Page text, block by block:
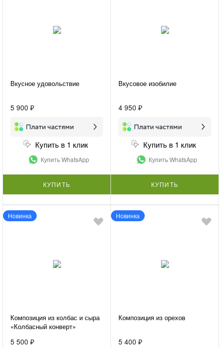
Вкусное удовольствие
5 900 ₽
Купить в 1 клик
Купить WhatsApp
КУПИТЬ
Вкусовое изобилие
4 950 ₽
Купить в 1 клик
Купить WhatsApp
КУПИТЬ
Новинка
Композиция из колбас и сыра
«Колбасный конверт»
5 500 ₽
Новинка
Композиция из орехов
5 400 ₽